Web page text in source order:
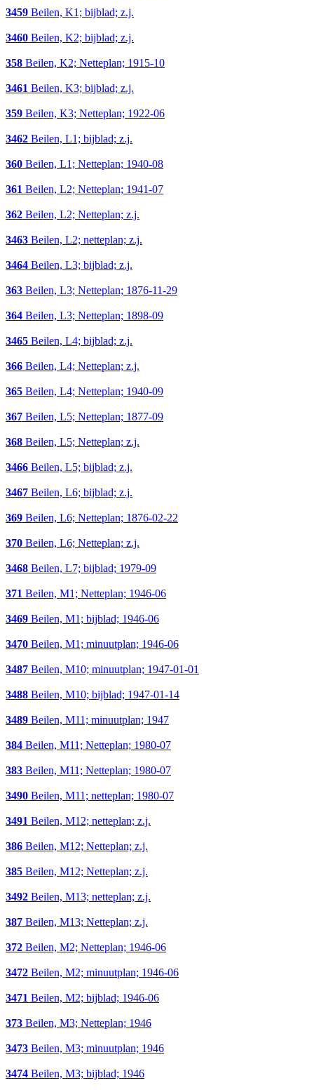
3459 Beilen, K1; bijblad; z.j.
3460 Beilen, K2; bijblad; z.j.
358 Beilen, K2; Netteplan; 1915-10
3461 Beilen, K3; bijblad; z.j.
359 Beilen, K3; Netteplan; 1922-06
3462 Beilen, L1; bijblad; z.j.
360 Beilen, L1; Netteplan; 1940-08
361 Beilen, L2; Netteplan; 1941-07
362 Beilen, L2; Netteplan; z.j.
3463 Beilen, L2; netteplan; z.j.
3464 Beilen, L3; bijblad; z.j.
363 Beilen, L3; Netteplan; 1876-11-29
364 Beilen, L3; Netteplan; 1898-09
3465 Beilen, L4; bijblad; z.j.
366 Beilen, L4; Netteplan; z.j.
365 Beilen, L4; Netteplan; 1940-09
367 Beilen, L5; Netteplan; 1877-09
368 Beilen, L5; Netteplan; z.j.
3466 Beilen, L5; bijblad; z.j.
3467 Beilen, L6; bijblad; z.j.
369 Beilen, L6; Netteplan; 1876-02-22
370 Beilen, L6; Netteplan; z.j.
3468 Beilen, L7; bijblad; 1979-09
371 Beilen, M1; Netteplan; 1946-06
3469 Beilen, M1; bijblad; 1946-06
3470 Beilen, M1; minuutplan; 1946-06
3487 Beilen, M10; minuutplan; 1947-01-01
3488 Beilen, M10; bijblad; 1947-01-14
3489 Beilen, M11; minuutplan; 1947
384 Beilen, M11; Netteplan; 1980-07
383 Beilen, M11; Netteplan; 1980-07
3490 Beilen, M11; netteplan; 1980-07
3491 Beilen, M12; netteplan; z.j.
386 Beilen, M12; Netteplan; z.j.
385 Beilen, M12; Netteplan; z.j.
3492 Beilen, M13; netteplan; z.j.
387 Beilen, M13; Netteplan; z.j.
372 Beilen, M2; Netteplan; 1946-06
3472 Beilen, M2; minuutplan; 1946-06
3471 Beilen, M2; bijblad; 1946-06
373 Beilen, M3; Netteplan; 1946
3473 Beilen, M3; minuutplan; 1946
3474 Beilen, M3; bijblad; 1946